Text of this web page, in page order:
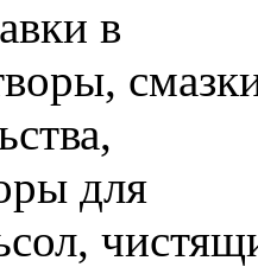
в
для